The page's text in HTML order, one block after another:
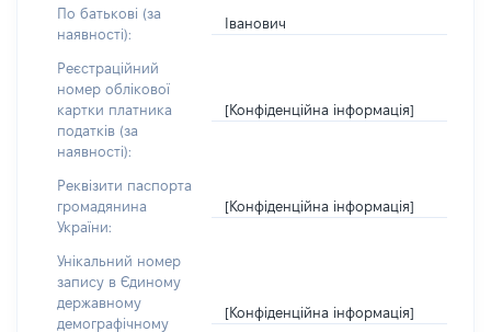
По батькові (за
наявності):
Іванович
Реєстраційний
номер облікової
картки платника
податків (за
наявності):
[Конфіденційна інформація]
Реквізити паспорта
громадянина
України:
[Конфіденційна інформація]
Унікальний номер
запису в Єдиному
державному
демографічному
[Конфіденційна інформація]